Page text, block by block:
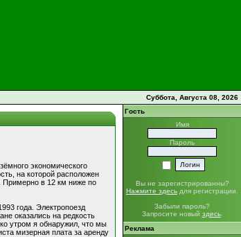
Суббота, Августа 08, 2026
экономического
на которой расположен
Примерно в 12 км ниже по
года. Электропоезд
оказались на редкость
утром я обнаружил, что мы
мизерная плата за аренду
Гость
Имя
Пароль
Вы не зарегистрированны?
Нажмите здесь для регистрации.
Забыли пароль?
Запросите новый здесь.
Реклама